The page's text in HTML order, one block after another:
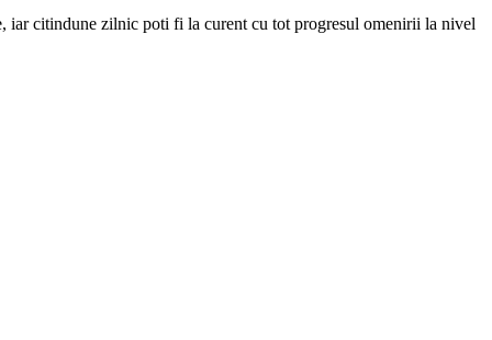
iar citindune zilnic poti fi la curent cu tot progresul omenirii la nivel